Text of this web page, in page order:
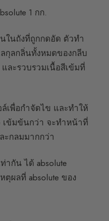
1 กก.
ในถังที่ถูกกดอัด ตัวทำ
กุลกลิ่นทั้งหมดของกลีบ
ละรวบรวมเนื้อสีเข้มที่
เพื่อกำจัดไข และทำให้
เข้มข้นกว่า จะทำหน้าที่
กลมมากกว่า
กัน ได้ absolute
ตุผลที่ absolute ของ